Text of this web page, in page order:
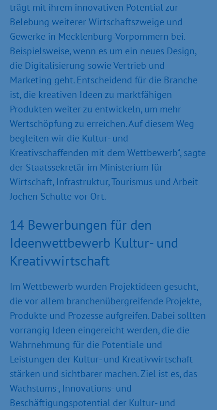
trägt mit ihrem innovativen Potential zur
Belebung weiterer Wirtschaftszweige und
Gewerke in Mecklenburg-Vorpommern bei.
Beispielsweise, wenn es um ein neues Design,
die Digitalisierung sowie Vertrieb und
Marketing geht. Entscheidend für die Branche
ist, die kreativen Ideen zu marktfähigen
Produkten weiter zu entwickeln, um mehr
Wertschöpfung zu erreichen. Auf diesem Weg
begleiten wir die Kultur- und
Kreativschaffenden mit dem Wettbewerb“, sagte
der Staatssekretär im Ministerium für
Wirtschaft, Infrastruktur, Tourismus und Arbeit
Jochen Schulte vor Ort.
14 Bewerbungen für den
Ideenwettbewerb Kultur- und
Kreativwirtschaft
Im Wettbewerb wurden Projektideen gesucht,
die vor allem branchenübergreifende Projekte,
Produkte und Prozesse aufgreifen. Dabei sollten
vorrangig Ideen eingereicht werden, die die
Wahrnehmung für die Potentiale und
Leistungen der Kultur- und Kreativwirtschaft
stärken und sichtbarer machen. Ziel ist es, das
Wachstums-, Innovations- und
Beschäftigungspotential der Kultur- und